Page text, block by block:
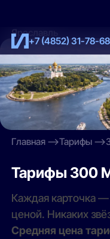
+7 (4852) 31-78-68
Ярославль
Главная Тарифы
Тарифы 300
Каждая карточка
ценой. Никаких
Средняя цена